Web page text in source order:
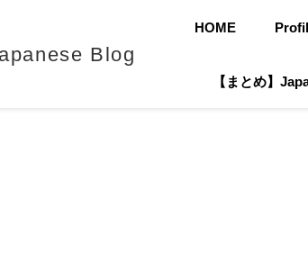
Blog
HOME
【まとめ】